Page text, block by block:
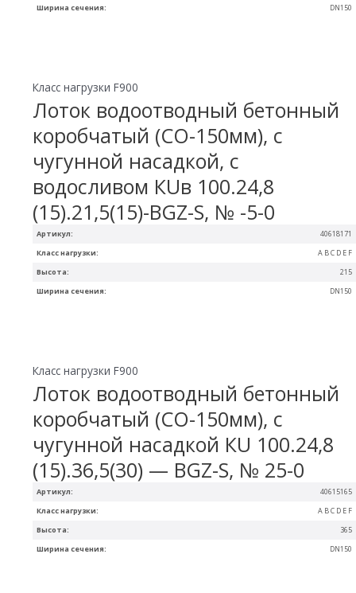
Ширина сечения: DN150
Артикул: 40618171
Ширина сечения: DN150
Высота: 215
Класс нагрузки: A B C D E F
Класс нагрузки F900
Лоток водоотводный бетонный
коробчатый (СО-150мм), с
чугунной насадкой, с
водосливом КUв 100.24,8
(15).21,5(15)-BGZ-S, № -5-0
Артикул: 40615165
Ширина сечения: DN150
Высота: 365
Класс нагрузки: A B C D E F
Класс нагрузки F900
Лоток водоотводный бетонный
коробчатый (СО-150мм), с
чугунной насадкой КU 100.24,8
(15).36,5(30) — BGZ-S, № 25-0